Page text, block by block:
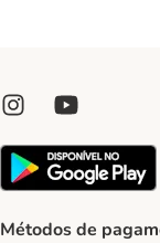
Métodos de